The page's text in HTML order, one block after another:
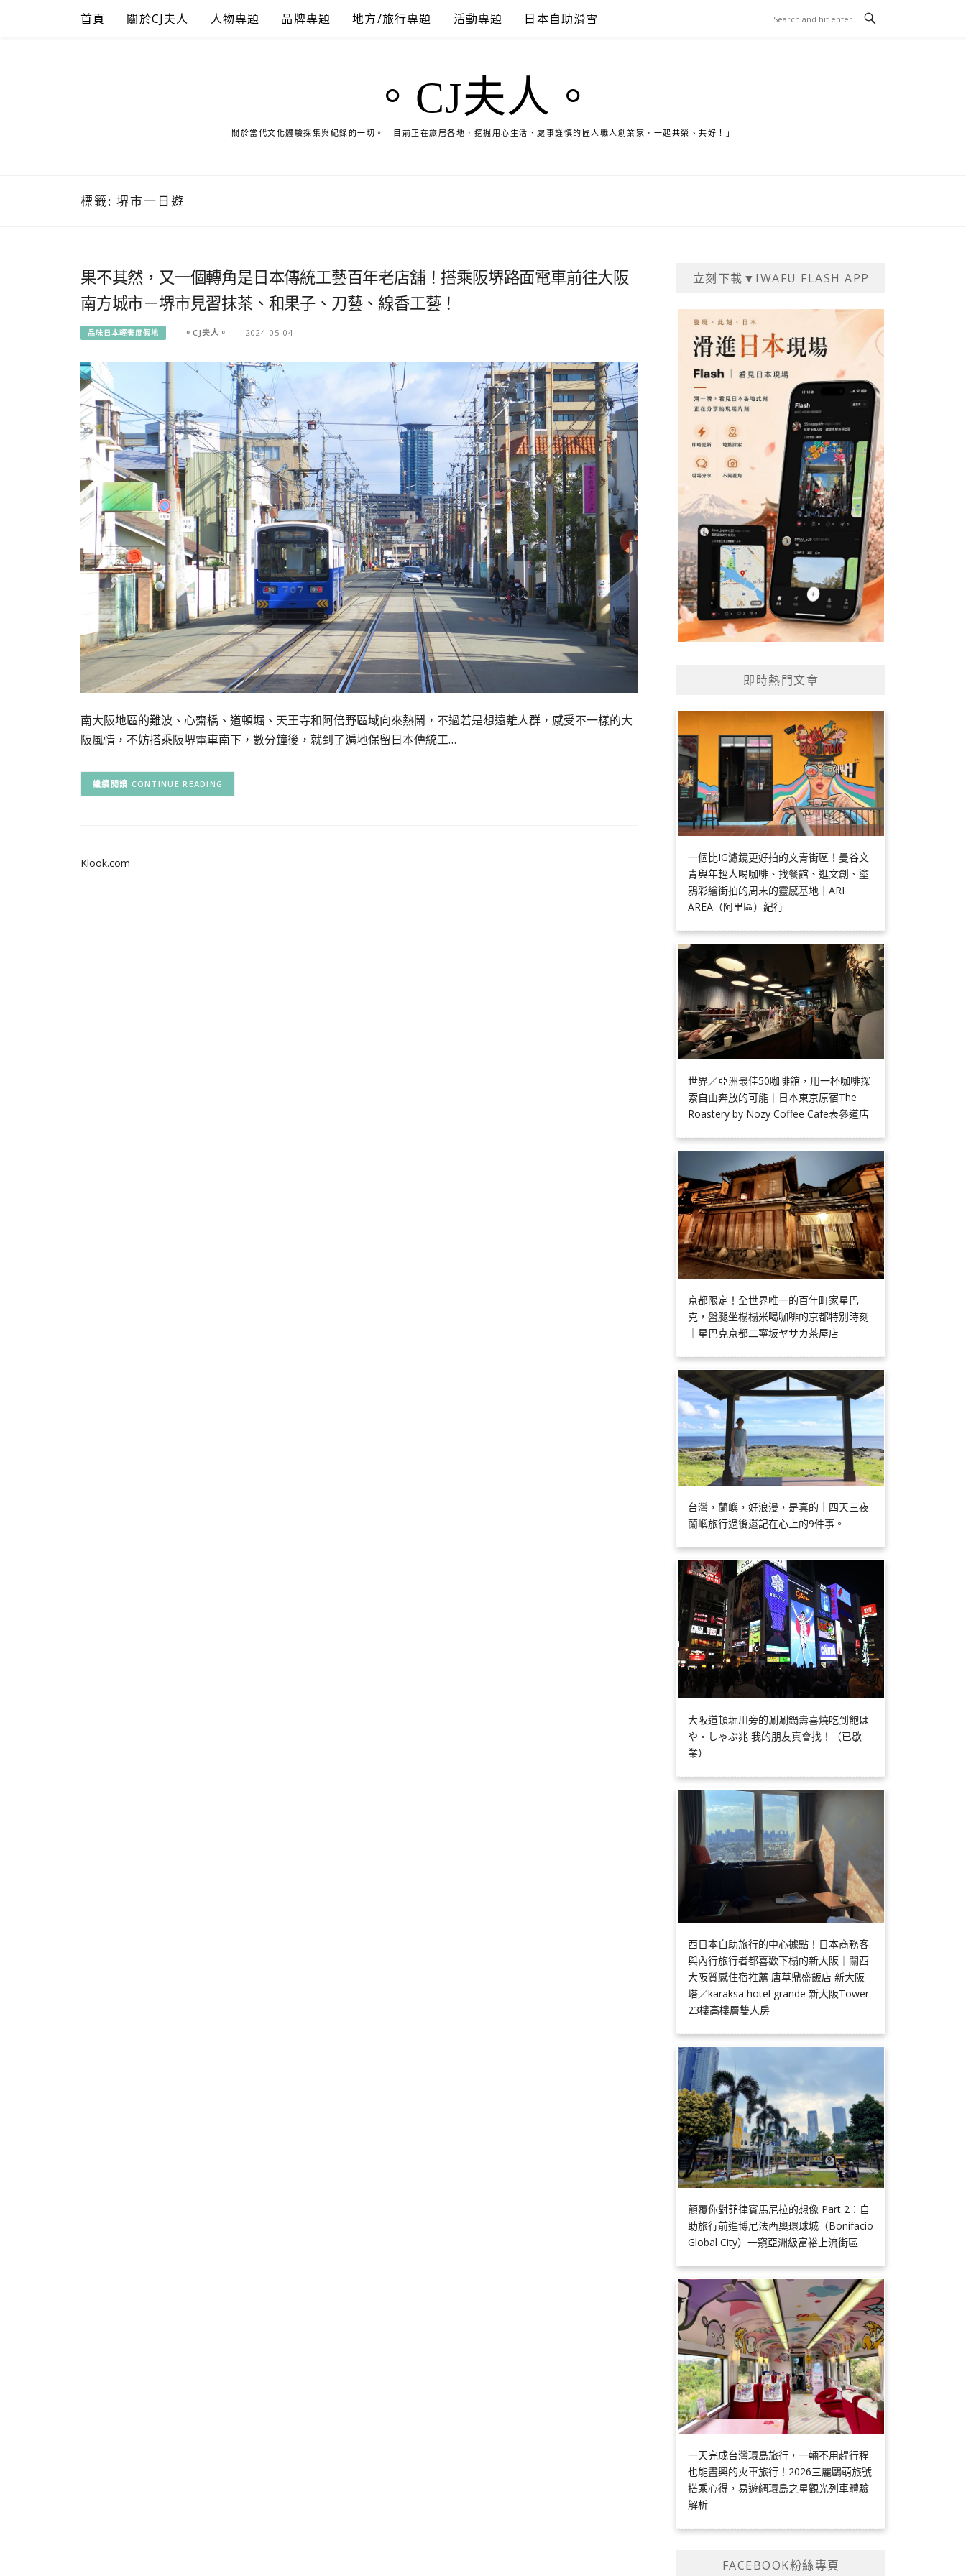
首頁 關於CJ夫人 人物專題 品牌專題 地方/旅行專題 活動專題 日本自助滑雪
。CJ夫人。
關於當代文化體驗採集與紀錄的一切。「目前正在旅居各地，挖掘用心生活、處事謹慎的匠人職人創業家，一起共榮、共好！」
標籤: 堺市一日遊
果不其然，又一個轉角是日本傳統工藝百年老店舖！搭乘阪堺路面電車前往大阪
南方城市－堺市見習抹茶、和果子、刀藝、線香工藝！
品味日本輕奢度假地 。CJ夫人。 2024-05-04
南大阪地區的難波、心齋橋、道頓堀、天王寺和阿倍野區域向來熱鬧，不過若是想遠離人群，感受不一樣的大
阪風情，不妨搭乘阪堺電車南下，數分鐘後，就到了遍地保留日本傳統工…
CONTINUE READING
立刻下載▼IWAFU FLASH APP
即時熱門文章
一個比IG濾鏡更好拍的文青街區！曼谷文
青與年輕人喝咖啡、找餐館、逛文創、塗
鴉彩繪街拍的周末的靈感基地｜ARI
AREA（阿里區）紀行
世界／亞洲最佳50咖啡館，用一杯咖啡探
索自由奔放的可能｜日本東京原宿The
Roastery by Nozy Coffee Cafe表參道店
京都限定！全世界唯一的百年町家星巴
克，盤腿坐榻榻米喝咖啡的京都特別時刻
｜星巴克京都二寧坂ヤサカ茶屋店
台灣，蘭嶼，好浪漫，是真的｜四天三夜
蘭嶼旅行過後還記在心上的9件事。
大阪道頓堀川旁的涮涮鍋壽喜燒吃到飽は
や・しゃぶ兆 我的朋友真會找！（已歇
業）
西日本自助旅行的中心據點！日本商務客
與內行旅行者都喜歡下榻的新大阪｜關西
大阪質感住宿推薦 唐草鼎盛飯店 新大阪
塔／karaksa hotel grande 新大阪Tower
23樓高樓層雙人房
顛覆你對菲律賓馬尼拉的想像 Part 2：自
助旅行前進博尼法西奧環球城（Bonifacio
Global City）一窺亞洲級富裕上流街區
一天完成台灣環島旅行，一輛不用趕行程
也能盡興的火車旅行！2026三麗鷗萌旅號
搭乘心得，易遊網環島之星觀光列車體驗
解析
FACEBOOK粉絲專頁
Klook.com